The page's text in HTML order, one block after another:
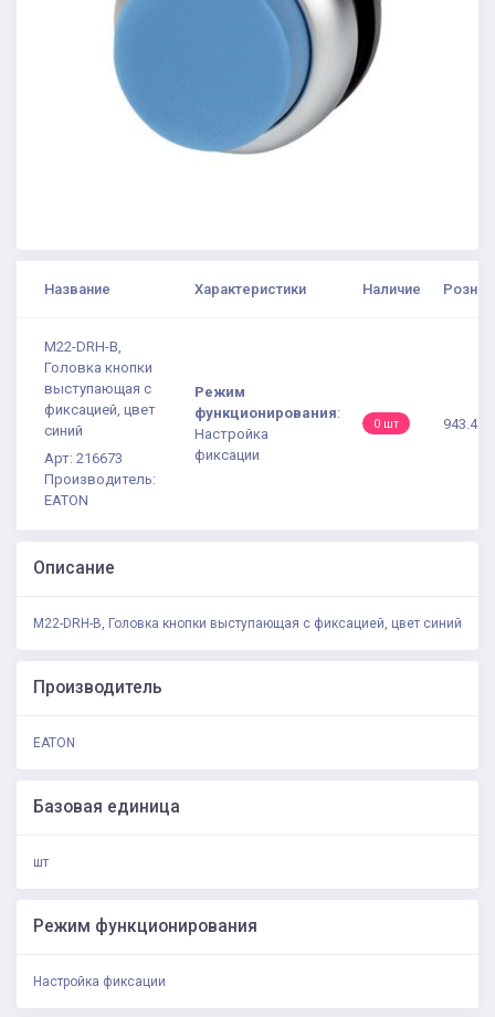
Название Характеристики Наличие
M22-DRH-B,
Головка кнопки
выступающая с
фиксацией, цвет
синий
Арт: 216673
Производитель:
EATON
Режим
функционирования:
Настройка
фиксации
0 шт 943.41
Описание
M22-DRH-B, Головка кнопки выступающая с фиксацией, цвет синий
Производитель
EATON
Базовая единица
шт
Режим функционирования
Настройка фиксации